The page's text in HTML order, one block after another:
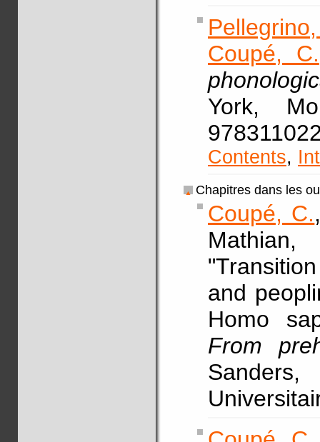
Coupé, C.
York,
Contents,
Chapitres dans les
Coupé, C.
and
Homo
From